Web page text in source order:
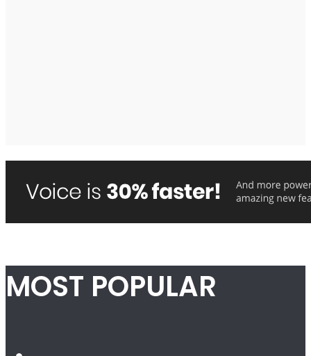
MOST POPULAR